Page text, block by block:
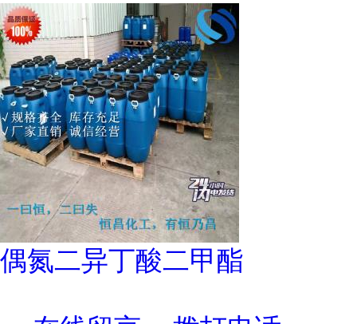
偶氮二异丁酸二甲酯